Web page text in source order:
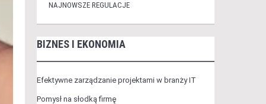
NAJNOWSZE REGULACJE
BIZNES I EKONOMIA
Efektywne zarządzanie projektami w branży IT
Pomysł na słodką firmę